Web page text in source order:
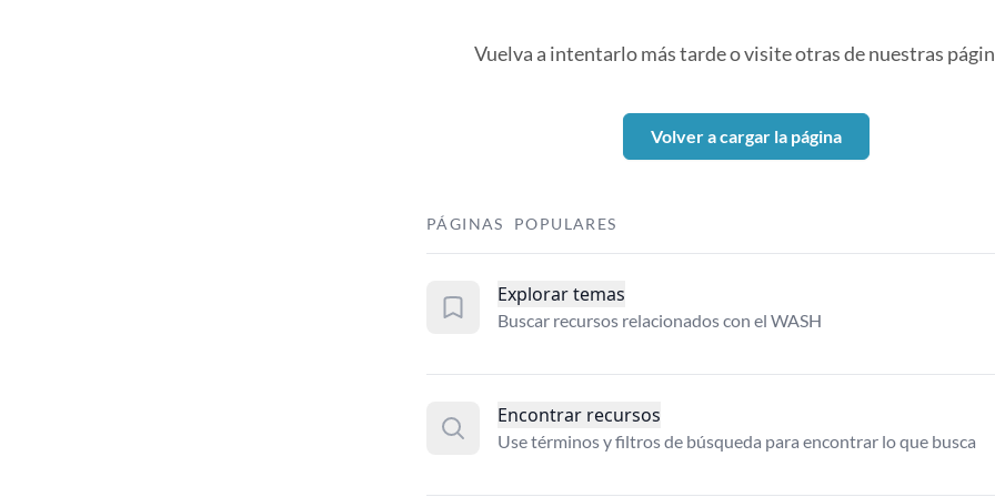
Vuelva a intentarlo más tarde o visite otras de nuestras
Volver a cargar la página
PÁGINAS POPULARES
Explorar temas
Buscar recursos relacionados con el WASH
Encontrar recursos
Use términos y filtros de búsqueda para encontrar lo que busca